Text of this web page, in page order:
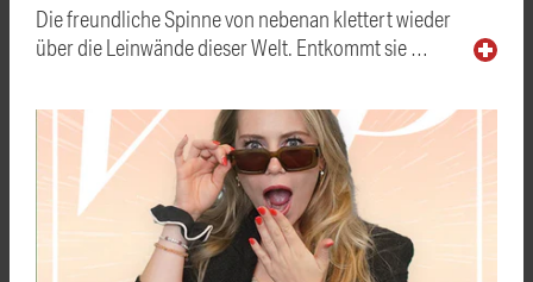
Die freundliche Spinne von nebenan klettert wieder
über die Leinwände dieser Welt. Entkommt sie …